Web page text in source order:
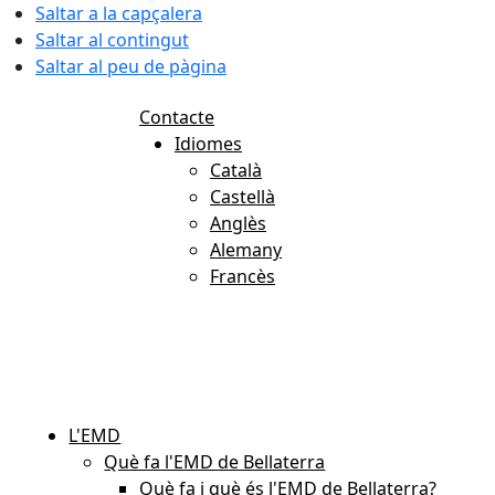
Saltar a la capçalera
Saltar al contingut
Saltar al peu de pàgina
Contacte
Idiomes
Català
Castellà
Anglès
Alemany
Francès
L'EMD
Què fa l'EMD de Bellaterra
Què fa i què és l'EMD de Bellaterra?